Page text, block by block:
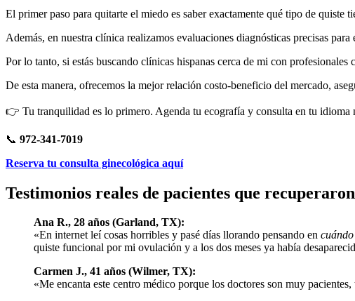
El primer paso para quitarte el miedo es saber exactamente qué tipo de quiste
Además, en nuestra clínica realizamos evaluaciones diagnósticas precisas
Por lo tanto, si estás buscando clínicas hispanas cerca de mi con
De esta manera, ofrecemos la mejor relación costo-beneficio del mercado,
👉 Tu tranquilidad es lo primero. Agenda tu ecografía y consulta en tu idioma
📞 972-341-7019
Reserva tu consulta ginecológica aquí
Testimonios reales de pacientes que
Ana R., 28 años (Garland, TX):
«En internet leí cosas horribles y pasé días llorando pensando en
quiste funcional por mi ovulación y a los dos meses ya había
Carmen J., 41 años (Wilmer, TX):
«Me encanta este centro médico porque los doctores son muy